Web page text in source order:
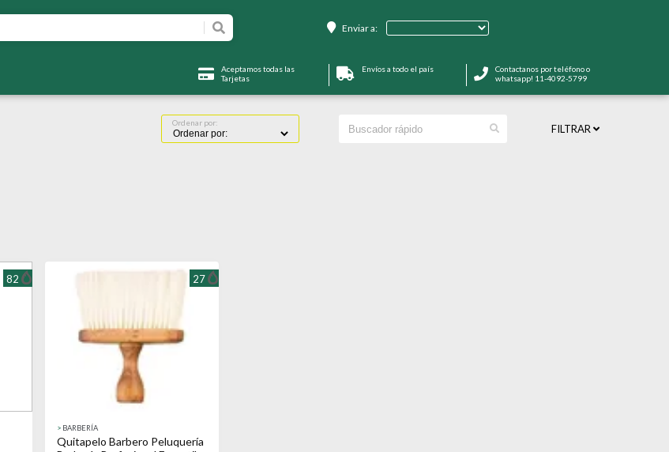
Enviar a:
Aceptamos todas las
Tarjetas
Envíos a todo el país
Contactanos por teléfono o
whatsapp! 11-4092-5799
Ordenar por: FILTRAR
82 27
> BARBERÍA
Quitapelo Barbero Peluquería